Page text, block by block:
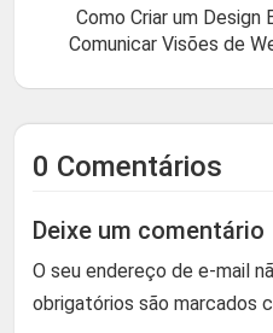
Como Criar um Design
Comunicar Visões de
0 Comentários
Deixe um comentário
O seu endereço de e-mail
obrigatórios são marcados